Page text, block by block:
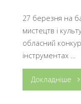
27 березня на
мистецтв і
обласний
інструментах …
Докладніше